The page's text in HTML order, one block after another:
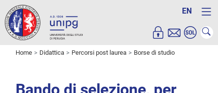
EN
Home Didattica Percorsi post laurea Borse di studio